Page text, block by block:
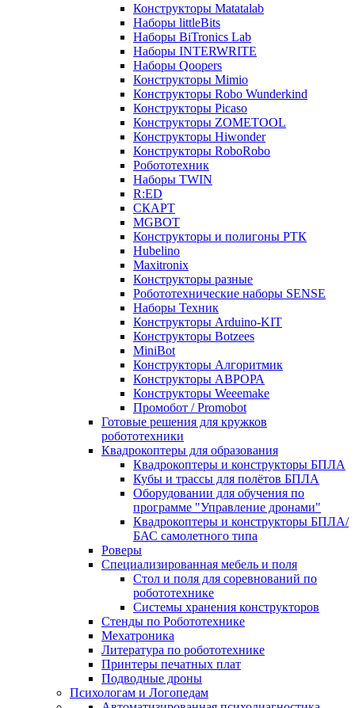
Конструкторы Matatalab
Наборы littleBits
Наборы BiTronics Lab
Наборы INTERWRITE
Наборы Qoopers
Конструкторы Mimio
Конструкторы Robo Wunderkind
Конструкторы Picaso
Конструкторы ZOMETOOL
Конструкторы Hiwonder
Конструкторы RoboRobo
Робототехник
Наборы TWIN
R:ED
СКАРТ
MGBOT
Конструкторы и полигоны РТК
Hubelino
Maxitronix
Конструкторы разные
Робототехнические наборы SENSE
Наборы Техник
Конструкторы Arduino-KIT
Конструкторы Botzees
MiniBot
Конструкторы Алгоритмик
Конструкторы АВРОРА
Конструкторы Weeemake
Промобот / Promobot
Готовые решения для кружков
робототехники
Квадрокоптеры для образования
Квадрокоптеры и конструкторы БПЛА
Кубы и трассы для полётов БПЛА
Оборудовании для обучения по
программе "Управление дронами"
Квадрокоптеры и конструкторы БПЛА/
БАС самолетного типа
Роверы
Специализированная мебель и поля
Стол и поля для соревнований по
робототехнике
Системы хранения конструкторов
Стенды по Робототехнике
Мехатроника
Литература по робототехнике
Принтеры печатных плат
Подводные дроны
Психологам и Логопедам